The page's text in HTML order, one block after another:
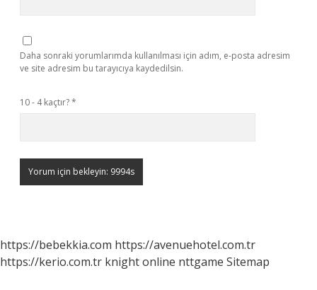
Daha sonraki yorumlarımda kullanılması için adım, e-posta adresim
ve site adresim bu tarayıcıya kaydedilsin.
10 - 4 kaçtır?*
https://bebekkia.com https://avenuehotel.com.tr
https://kerio.com.tr knight online nttgame Sitemap